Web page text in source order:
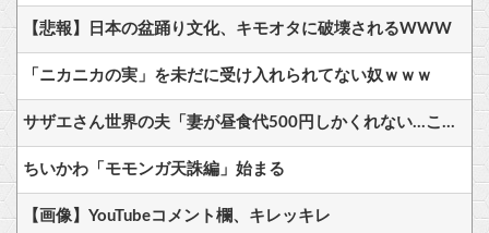
【悲報】日本の盆踊り文化、キモオタに破壊されるWWW
「ニカニカの実」を未だに受け入れられてない奴ｗｗｗ
サザエさん世界の夫「妻が昼食代500円しかくれない…この弁当屋、500円で売っている！その上店員さんも美人だ！毎日行こう！」
ちいかわ「モモンガ天誅編」始まる
【画像】YouTubeコメント欄、キレッキレ